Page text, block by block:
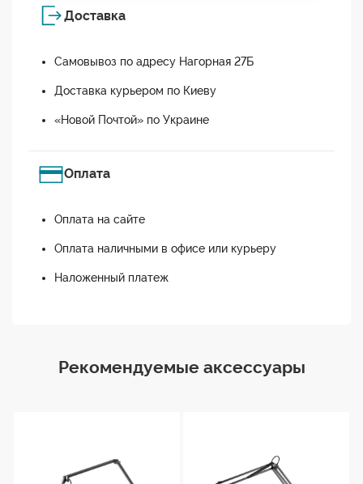
Доставка
Самовывоз по адресу Нагорная 27Б
Доставка курьером по Киеву
«Новой Почтой» по Украине
Оплата
Оплата на сайте
Оплата наличными в офисе или курьеру
Наложенный платеж
Рекомендуемые аксессуары